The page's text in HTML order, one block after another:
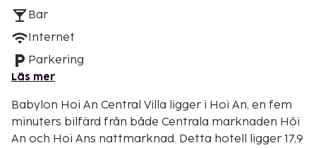
Bar
Internet
Parkering
Läs mer
Babylon Hoi An Central Villa ligger i Hoi An, en fem
minuters bilfärd från både Centrala marknaden Hội
An och Hoi Ans nattmarknad. Detta hotell ligger 17,9